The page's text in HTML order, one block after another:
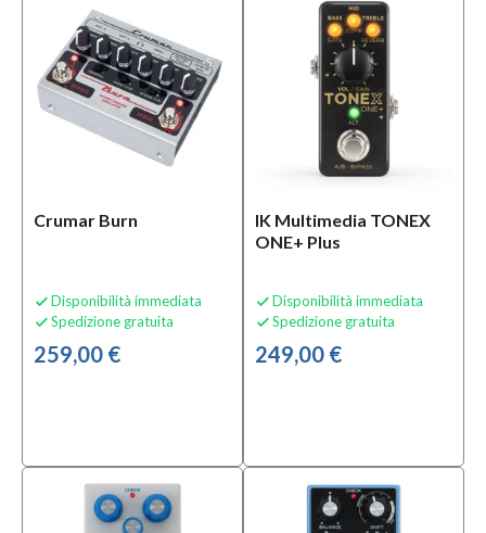
Solo
prodotti
Novità
Crumar Burn
 Disponibilità immediata
 Spedizione gratuita
259,00 €
IK Multimedia TONEX
ONE+ Plus
 Disponibilità immediata
 Spedizione gratuita
249,00 €